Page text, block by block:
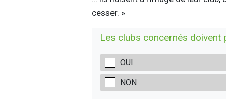
cesser. »
Les clubs concernés doivent
OUI
NON